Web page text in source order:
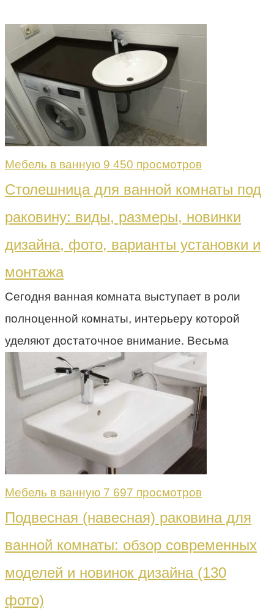
Мебель в ванную 9 450 просмотров
Столешница для ванной комнаты под
раковину: виды, размеры, новинки
дизайна, фото, варианты установки и
монтажа
Сегодня ванная комната выступает в роли
полноценной комнаты, интерьеру которой
уделяют достаточное внимание. Весьма
Мебель в ванную 7 697 просмотров
Подвесная (навесная) раковина для
ванной комнаты: обзор современных
моделей и новинок дизайна (130
фото)